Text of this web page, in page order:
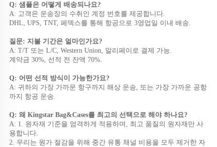
Q: 샘플은 어떻게 배송되나요?
A: 고객은 운송장의 수취인 계정 번호를 제공합니다.
DHL, UPS, TNT, 페덱스를 통해 항공으로 3영업일 이내 배송.
질문: 지불 기간은 얼마인가요?
A: T/T 또는 L/C, Western Union, 알리페이로 결제 가능.
계약금 30%, 선적 전 잔액 70%.
Q: 어떤 선적 방식이 가능한가요?
A: 귀하의 가장 가까운 항구까지 해상 운송, 또는 가장 가까운 공항
까지 항공 운송.
Q: 왜 Kingstar Bag&Cases를 최고의 선택으로 해야 하나요?
A: 1. 원자재 기준을 엄격하게 적용하며, 최고 품질의 원자재만 사
용합니다.
2. 우리는 원가 절감을 위해 중간 유통 채널 비용을 모두 제거한 자